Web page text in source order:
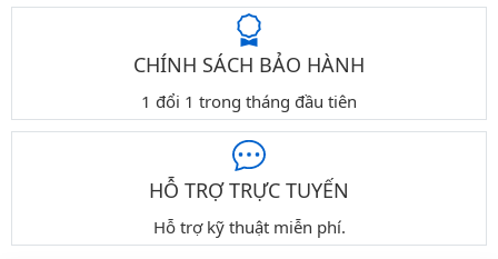
CHÍNH SÁCH BẢO HÀNH
1 đổi 1 trong tháng đầu tiên
HỖ TRỢ TRỰC TUYẾN
Hỗ trợ kỹ thuật miễn phí.